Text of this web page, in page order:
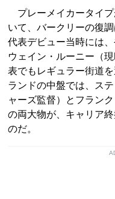
プレーメイカータイプ
いて、バークリーの復
代表デビュー当時には
ウェイン・ルーニー（
表でもレギュラー街道
ランドの中盤では、ス
ャーズ監督）とフラン
の両大物が、キャリア
のだ。